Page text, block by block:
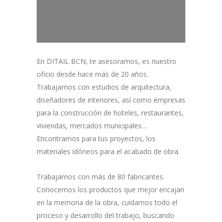
En DITAIL BCN, te asesoramos, es nuestro
oficio desde hace más de 20 años.
Trabajamos con estudios de arquitectura,
diseñadores de interiores, así como empresas
para la construcción de hoteles, restaurantes,
viviendas, mercados municipales…
Encontramos para tus proyectos, los
materiales idóneos para el acabado de obra.
Trabajamos con más de 80 fabricantes.
Conocemos los productos que mejor encajan
en la memoria de la obra, cuidamos todo el
proceso y desarrollo del trabajo, buscando